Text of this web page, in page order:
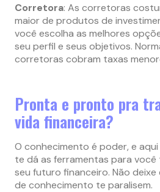
Corretora: As corretoras
maior de produtos de
você escolha as melhores
seu perfil e seus objetivos.
corretoras cobram taxas
Pronta e pronto pra
vida financeira?
O conhecimento é poder, e
te dá as ferramentas para
seu futuro financeiro. Não
de conhecimento te paralisem.